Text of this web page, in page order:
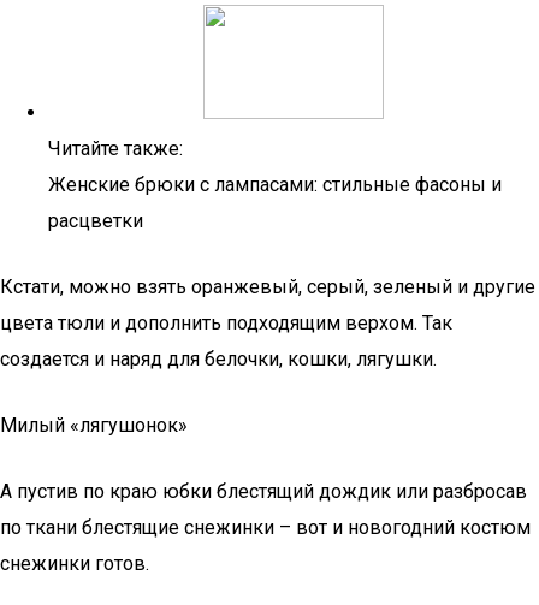
Читайте также:
Женские брюки с лампасами: стильные фасоны и
расцветки
Кстати, можно взять оранжевый, серый, зеленый и другие
цвета тюли и дополнить подходящим верхом. Так
создается и наряд для белочки, кошки, лягушки.
Милый «лягушонок»
А пустив по краю юбки блестящий дождик или разбросав
по ткани блестящие снежинки – вот и новогодний костюм
снежинки готов.